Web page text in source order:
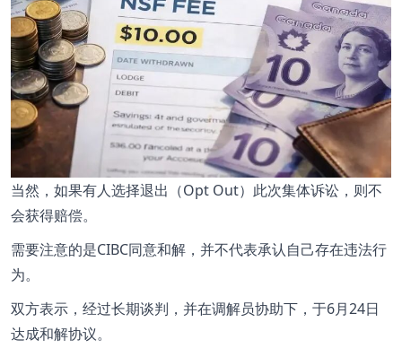
当然，如果有人选择退出（Opt Out）此次集体诉讼，则不
会获得赔偿。
需要注意的是CIBC同意和解，并不代表承认自己存在违法行
为。
双方表示，经过长期谈判，并在调解员协助下，于6月24日
达成和解协议。